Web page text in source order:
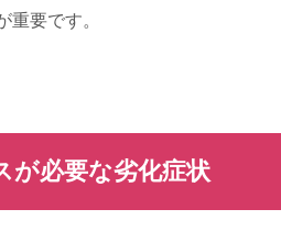
重要です。
必要な劣化症状